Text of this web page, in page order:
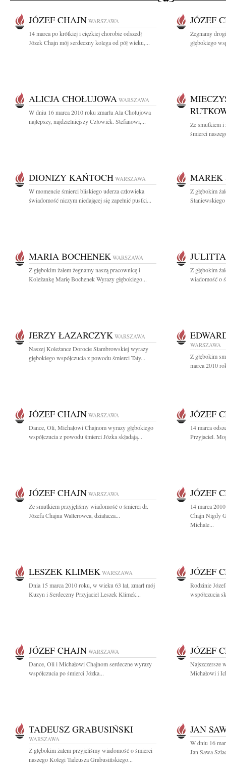
JÓZEF CHAJN WARSZAWA
14 marca po krótkiej i ciężkiej chorobie odszedł
Józek Chajn mój serdeczny kolega od pół wieku,...
JÓZEF
Żegnamy
głębokiego
ALICJA CHOŁUJOWA WARSZAWA
W dniu 16 marca 2010 roku zmarła Ala Chołujowa
najlepszy, najdzielniejszy Człowiek. Stefanowi,...
Ze smutkiem i
śmierci
DIONIZY KAŃTOCH WARSZAWA
W momencie śmierci bliskiego uderza człowieka
świadomość niczym niedającej się zapełnić pustki...
MAREK
Z głębokim
MARIA BOCHENEK WARSZAWA
Z głębokim żalem żegnamy naszą pracownicę i
Koleżankę Marię Bochenek Wyrazy głębokiego...
Z głębokim
wiadomość o
JERZY ŁAZARCZYK WARSZAWA
Naszej Koleżance Dorocie Stambrowskiej wyrazy
głębokiego współczucia z powodu śmierci Taty...
WARSZAWA
Z głębokim
marca 2010
JÓZEF CHAJN WARSZAWA
Dance, Oli, Michałowi Chajnom wyrazy głębokiego
współczucia z powodu śmierci Józka składają...
JÓZEF
14 marca
Przyjaciel.
JÓZEF CHAJN WARSZAWA
Ze smutkiem przyjęliśmy wiadomość o śmierci dr.
Józefa Chajna Walterowca, działacza...
JÓZEF
14 marca
Chajn Nigdy
Michale...
LESZEK KLIMEK WARSZAWA
Dnia 15 marca 2010 roku, w wieku 63 lat, zmarł mój
Kuzyn i Serdeczny Przyjaciel Leszek Klimek...
JÓZEF
Rodzinie
współczucia
JÓZEF CHAJN WARSZAWA
Dance, Oli i Michałowi Chajnom serdeczne wyrazy
współczucia po śmierci Józka...
JÓZEF
Najszczersze
Michałowi i
TADEUSZ GRABUSIŃSKI
WARSZAWA
Z głębokim żalem przyjęliśmy wiadomość o śmierci
naszego Kolegi Tadeusza Grabusińskiego...
JAN
W dniu 16
Jan Sawa